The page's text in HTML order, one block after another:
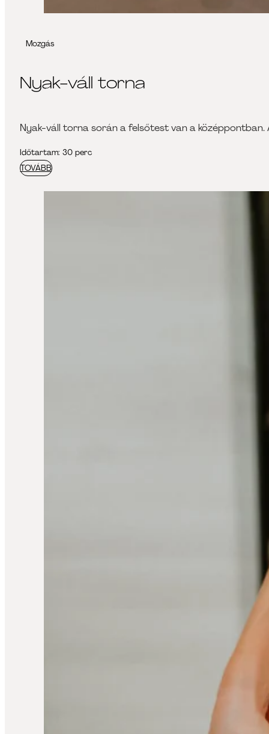
Mozgás
Nyak-váll torna
Nyak-váll torna során a felsőtest van a középpontban.
Időtartam: 30 perc
TOVÁBB